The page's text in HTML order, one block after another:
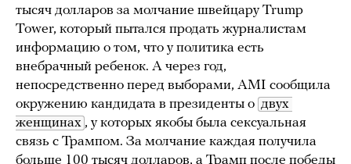
тысяч долларов за молчание швейцару Trump
Tower, который пытался продать журналистам
информацию о том, что у политика есть
внебрачный ребенок. А через год,
непосредственно перед выборами, AMI сообщила
окружению кандидата в президенты о двух
женщинах , у которых якобы была сексуальная
связь с Трампом. За молчание каждая получила
больше 100 тысяч долларов, а Трамп после победы